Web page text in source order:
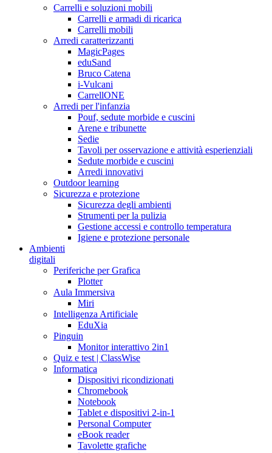
Carrelli e soluzioni mobili
Carrelli e armadi di ricarica
Carrelli mobili
Arredi caratterizzanti
MagicPages
eduSand
Bruco Catena
i-Vulcani
CarrellONE
Arredi per l'infanzia
Pouf, sedute morbide e cuscini
Arene e tribunette
Sedie
Tavoli per osservazione e attività esperienziali
Sedute morbide e cuscini
Arredi innovativi
Outdoor learning
Sicurezza e protezione
Sicurezza degli ambienti
Strumenti per la pulizia
Gestione accessi e controllo temperatura
Igiene e protezione personale
Ambienti
digitali
Periferiche per Grafica
Plotter
Aula Immersiva
Miri
Intelligenza Artificiale
EduXia
Pinguin
Monitor interattivo 2in1
Quiz e test | ClassWise
Informatica
Dispositivi ricondizionati
Chromebook
Notebook
Tablet e dispositivi 2-in-1
Personal Computer
eBook reader
Tavolette grafiche